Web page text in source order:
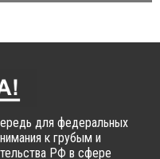
для федеральных
к грубым и
РФ в сфере